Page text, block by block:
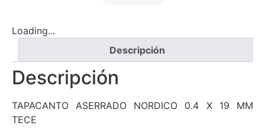
Loading...
Descripción
Descripción
TAPACANTO ASERRADO NORDICO 0.4 X 19 MM
TECE